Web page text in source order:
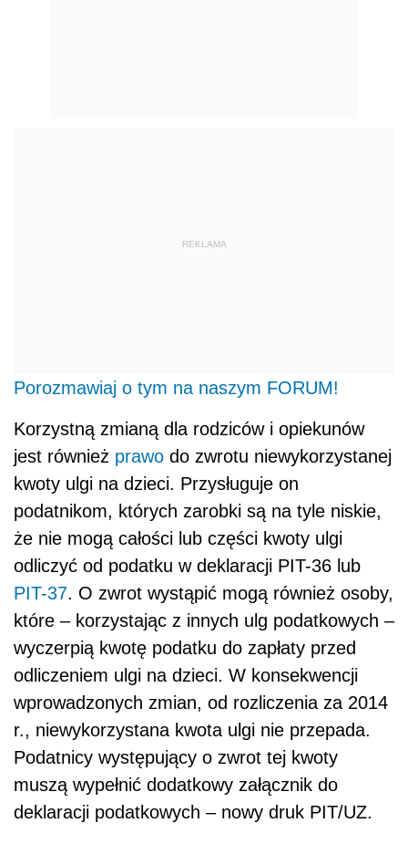
REKLAMA
Porozmawiaj o tym na naszym FORUM!
Korzystną zmianą dla rodziców i opiekunów
jest również prawo do zwrotu niewykorzystanej
kwoty ulgi na dzieci. Przysługuje on
podatnikom, których zarobki są na tyle niskie,
że nie mogą całości lub części kwoty ulgi
odliczyć od podatku w deklaracji PIT-36 lub
PIT-37. O zwrot wystąpić mogą również osoby,
które – korzystając z innych ulg podatkowych –
wyczerpią kwotę podatku do zapłaty przed
odliczeniem ulgi na dzieci. W konsekwencji
wprowadzonych zmian, od rozliczenia za 2014
r., niewykorzystana kwota ulgi nie przepada.
Podatnicy występujący o zwrot tej kwoty
muszą wypełnić dodatkowy załącznik do
deklaracji podatkowych – nowy druk PIT/UZ.